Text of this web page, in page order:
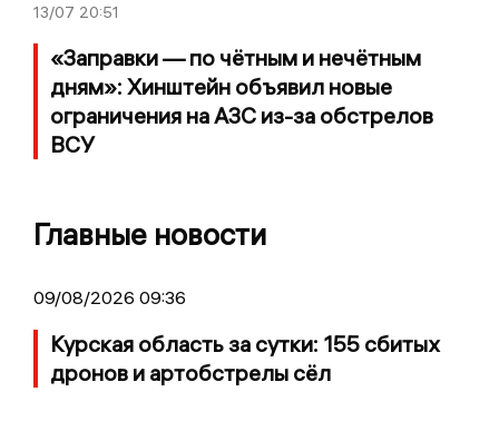
13/07 20:51
«Заправки — по чётным и нечётным
дням»: Хинштейн объявил новые
ограничения на АЗС из-за обстрелов
ВСУ
Главные новости
09/08/2026 09:36
Курская область за сутки: 155 сбитых
дронов и артобстрелы сёл